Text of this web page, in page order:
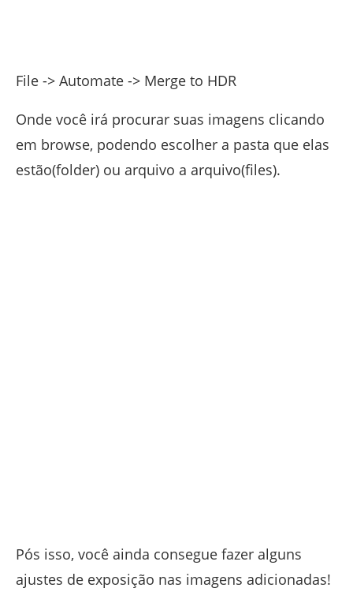
File -> Automate -> Merge to HDR
Onde você irá procurar suas imagens clicando
em browse, podendo escolher a pasta que elas
estão(folder) ou arquivo a arquivo(files).
Pós isso, você ainda consegue fazer alguns
ajustes de exposição nas imagens adicionadas!